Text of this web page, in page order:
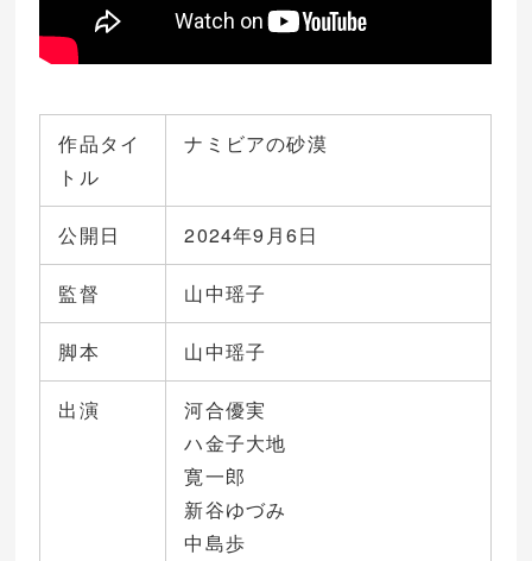
作品タイ
トル
ナミビアの砂漠
公開日 2024年9月6日
監督 山中瑶子
脚本 山中瑶子
出演
河合優実
ハ金子大地
寛一郎
新谷ゆづみ
中島歩